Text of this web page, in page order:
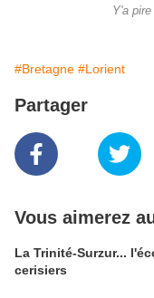
Y'a
#Bretagne #Lorient
Partager
Vous aimerez
La Trinité-Surzur...
cerisiers